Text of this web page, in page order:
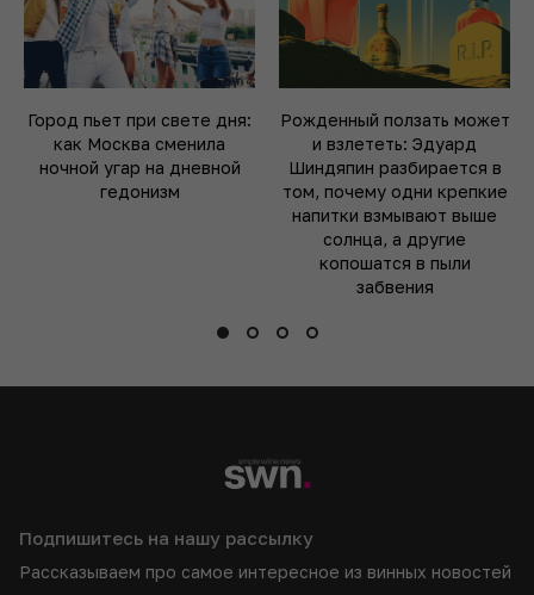
Город пьет при свете дня:
как Москва сменила
ночной угар на дневной
гедонизм
Рожденный ползать может
и взлететь: Эдуард
Шиндяпин разбирается в
том, почему одни крепкие
напитки взмывают выше
солнца, а другие
копошатся в пыли
забвения
Подпишитесь на нашу рассылку
Рассказываем про самое интересное из винных новостей